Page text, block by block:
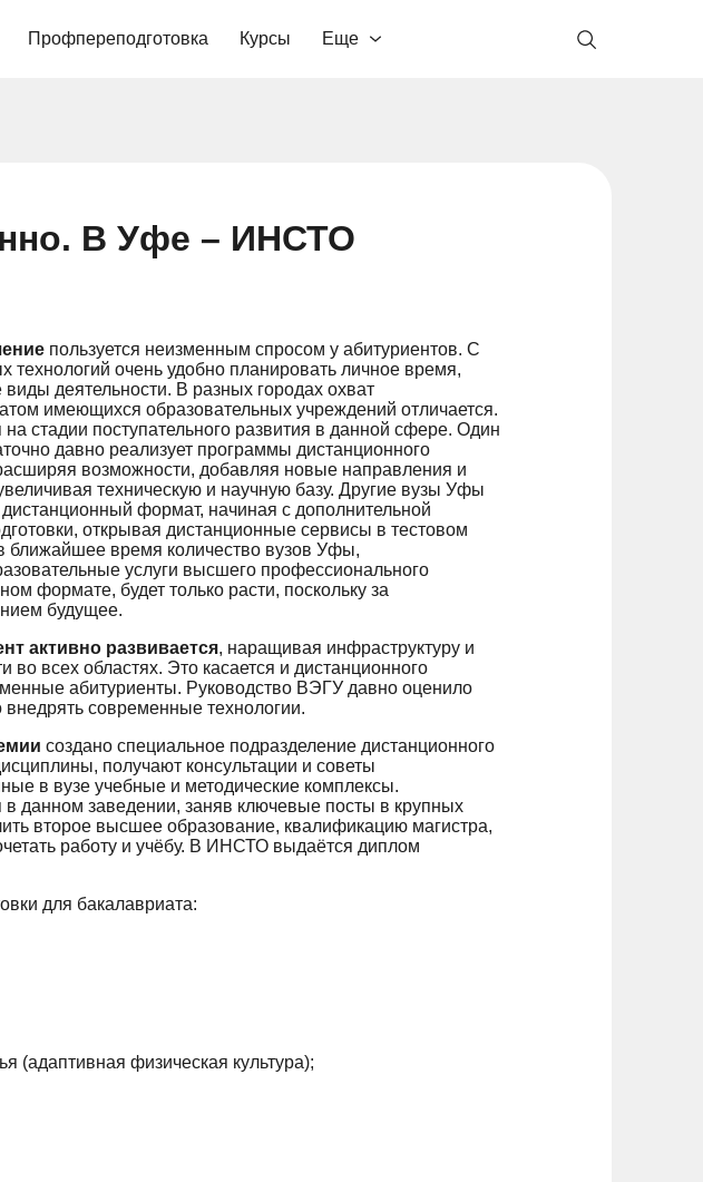
Профпереподготовка Курсы Еще
В Уфе – ИНСТО
пользуется неизменным спросом у абитуриентов. С
очень удобно планировать личное время,
деятельности. В разных городах охват
имеющихся образовательных учреждений отличается.
стадии поступательного развития в данной сфере. Один
давно реализует программы дистанционного
возможности, добавляя новые направления и
техническую и научную базу. Другие вузы Уфы
формат, начиная с дополнительной
открывая дистанционные сервисы в тестовом
ближайшее время количество вузов Уфы,
услуги высшего профессионального
формате, будет только расти, поскольку за
будущее.
активно развивается, наращивая инфраструктуру и
во всех областях. Это касается и дистанционного
абитуриенты. Руководство ВЭГУ давно оценило
современные технологии.
создано специальное подразделение дистанционного
получают консультации и советы
в вузе учебные и методические комплексы.
данном заведении, заняв ключевые посты в крупных
второе высшее образование, квалификацию магистра,
работу и учёбу. В ИНСТО выдаётся диплом
для бакалавриата:
(адаптивная физическая культура);